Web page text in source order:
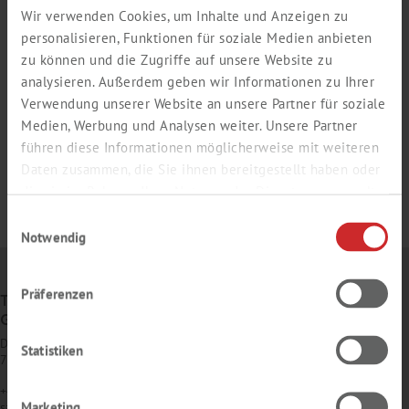
Wir verwenden Cookies, um Inhalte und Anzeigen zu
personalisieren, Funktionen für soziale Medien anbieten
zu können und die Zugriffe auf unsere Website zu
analysieren. Außerdem geben wir Informationen zu Ihrer
Verwendung unserer Website an unsere Partner für soziale
Medien, Werbung und Analysen weiter. Unsere Partner
führen diese Informationen möglicherweise mit weiteren
Daten zusammen, die Sie ihnen bereitgestellt haben oder
die sie im Rahmen Ihrer Nutzung der Dienste gesammelt
Notwendig
Präferenzen
Statistiken
TH. GEYER
GMBH & CO. KG
Dornierstr. 4–6
71272 Renningen
+49 7159 1637-0